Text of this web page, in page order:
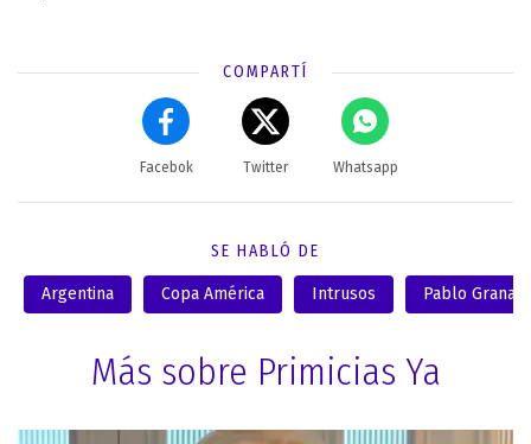
COMPARTÍ
Facebok Twitter Whatsapp
SE HABLÓ DE
Argentina Copa América Intrusos Pablo
Más sobre Primicias Ya